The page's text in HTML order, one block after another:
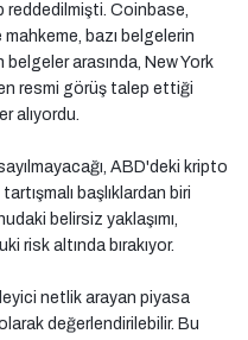
reddedilmişti. Coinbase,
mahkeme, bazı belgelerin
belgeler arasında, New York
resmi görüş talep ettiği
alıyordu.
ABD'deki kripto
başlıklardan biri
belirsiz yaklaşımı,
risk altında bırakıyor.
netlik arayan piyasa
değerlendirilebilir. Bu